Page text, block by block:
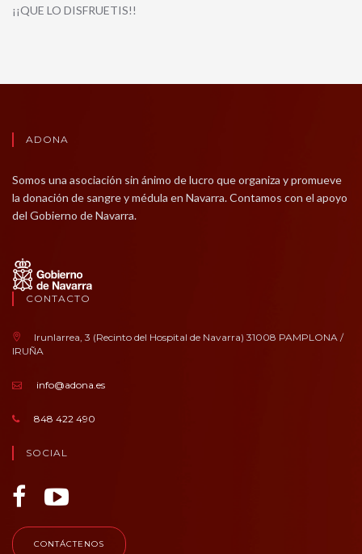
¡¡QUE LO DISFRUETIS!!
ADONA
Somos una asociación sin ánimo de lucro que organiza y promueve
la donación de sangre y médula en Navarra. Contamos con el apoyo
del Gobierno de Navarra.
CONTACTO
Irunlarrea, 3 (Recinto del Hospital de Navarra) 31008 PAMPLONA /
IRUÑA
info@adona.es
848 422 490
SOCIAL
CONTÁCTENOS